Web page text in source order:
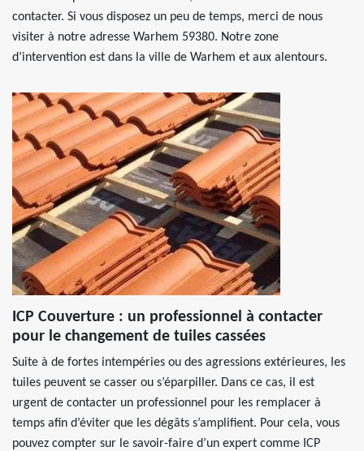
contacter. Si vous disposez un peu de temps, merci de nous
visiter à notre adresse Warhem 59380. Notre zone
d’intervention est dans la ville de Warhem et aux alentours.
ICP Couverture : un professionnel à contacter
pour le changement de tuiles cassées
Suite à de fortes intempéries ou des agressions extérieures, les
tuiles peuvent se casser ou s’éparpiller. Dans ce cas, il est
urgent de contacter un professionnel pour les remplacer à
temps afin d’éviter que les dégâts s’amplifient. Pour cela, vous
pouvez compter sur le savoir-faire d’un expert comme ICP